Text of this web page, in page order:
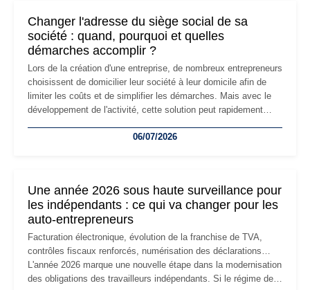
Changer l'adresse du siège social de sa
société : quand, pourquoi et quelles
démarches accomplir ?
Lors de la création d'une entreprise, de nombreux entrepreneurs
choisissent de domicilier leur société à leur domicile afin de
limiter les coûts et de simplifier les démarches. Mais avec le
développement de l'activité, cette solution peut rapidement
professionnels, recrutement, image de marque… Le
06/07/2026
Une année 2026 sous haute surveillance pour
les indépendants : ce qui va changer pour les
auto-entrepreneurs
Facturation électronique, évolution de la franchise de TVA,
contrôles fiscaux renforcés, numérisation des déclarations…
L'année 2026 marque une nouvelle étape dans la modernisation
des obligations des travailleurs indépendants. Si le régime de